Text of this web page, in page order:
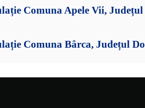
Comuna Apele Vii,
Comuna Bârca, Județul